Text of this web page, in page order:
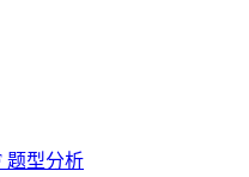
题型分析